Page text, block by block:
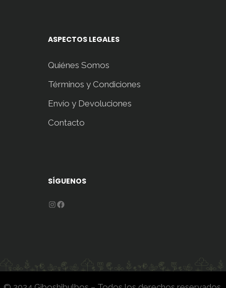
ASPECTOS LEGALES
Quiénes Somos
Términos y Condiciones
Envío y Devoluciones
Contacto
SÍGUENOS
Instagram
Facebook